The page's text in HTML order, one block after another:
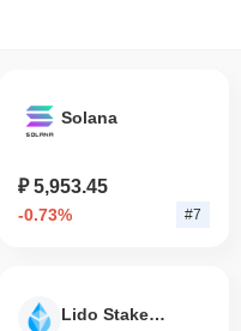
Solana
₽ 5,953.45
-0.73% #7
Lido Staked Ether